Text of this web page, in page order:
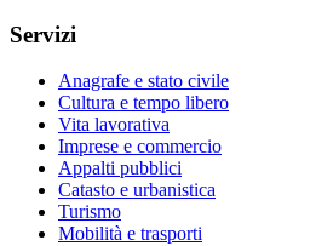
Servizi
Anagrafe e stato civile
Cultura e tempo libero
Vita lavorativa
Imprese e commercio
Appalti pubblici
Catasto e urbanistica
Turismo
Mobilità e trasporti